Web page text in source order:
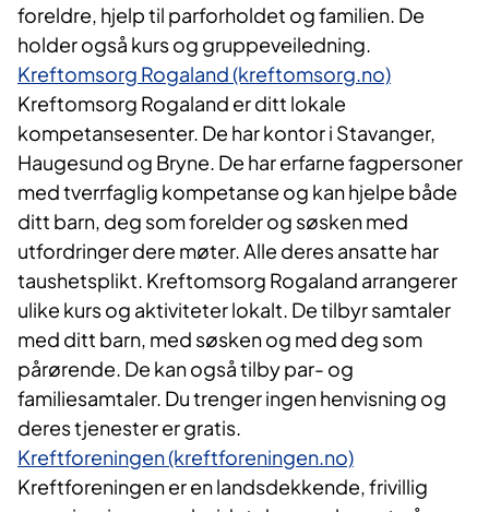
foreldre, hjelp til parforholdet og familien. De
holder også kurs og gruppeveiledning.
Kreftomsorg Rogaland (kreftomsorg.no)
Kreftomsorg Rogaland er ditt lokale
kompetansesenter. De har kontor i Stavanger,
Haugesund og Bryne. De har erfarne fagpersoner
med tverrfaglig kompetanse og kan hjelpe både
ditt barn, deg som forelder og søsken med
utfordringer dere møter. Alle deres ansatte har
taushetsplikt. Kreftomsorg Rogaland arrangerer
ulike kurs og aktiviteter lokalt. De tilbyr samtaler
med ditt barn, med søsken og med deg som
pårørende. De kan også tilby par- og
familiesamtaler. Du trenger ingen henvisning og
deres tjenester er gratis.
Kreftforeningen (kreftforeningen.no)
Kreftforeningen er en landsdekkende, frivillig